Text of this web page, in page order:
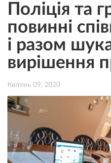
Поліція та
повинні
і разом
вирішення
Квітень 09, 2020